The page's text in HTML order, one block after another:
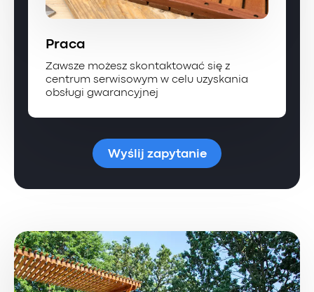
Praca
Zawsze możesz skontaktować się z
centrum serwisowym w celu uzyskania
obsługi gwarancyjnej
Wyślij zapytanie